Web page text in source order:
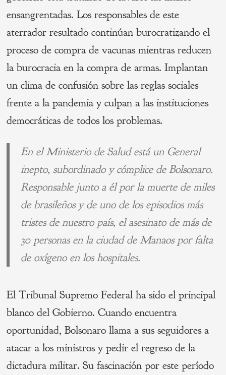
ensangrentadas. Los responsables de este
aterrador resultado continúan burocratizando el
proceso de compra de vacunas mientras reducen
la burocracia en la compra de armas. Implantan
un clima de confusión sobre las reglas sociales
frente a la pandemia y culpan a las instituciones
democráticas de todos los problemas.
En el Ministerio de Salud está un General
inepto, subordinado y cómplice de Bolsonaro.
Responsable junto a él por la muerte de miles
de brasileños y de uno de los episodios más
tristes de nuestro país, el asesinato de más de
30 personas en la ciudad de Manaos por falta
de oxígeno en los hospitales.
El Tribunal Supremo Federal ha sido el principal
blanco del Gobierno. Cuando encuentra
oportunidad, Bolsonaro llama a sus seguidores a
atacar a los ministros y pedir el regreso de la
dictadura militar. Su fascinación por este período